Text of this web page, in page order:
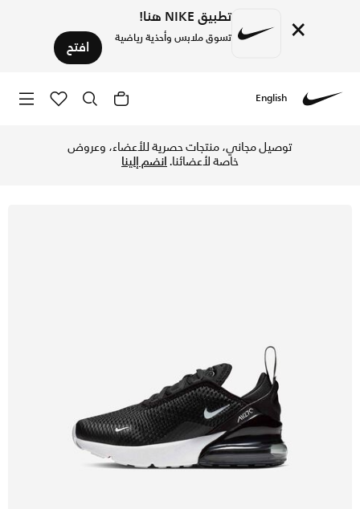
× تطبيق NIKE هنا!
تسوق ملابس وأحذية رياضية افتح
English
توصيل مجاني، منتجات حصرية للأعضاء، وعروض
خاصة لأعضائنا.انضم إلينا